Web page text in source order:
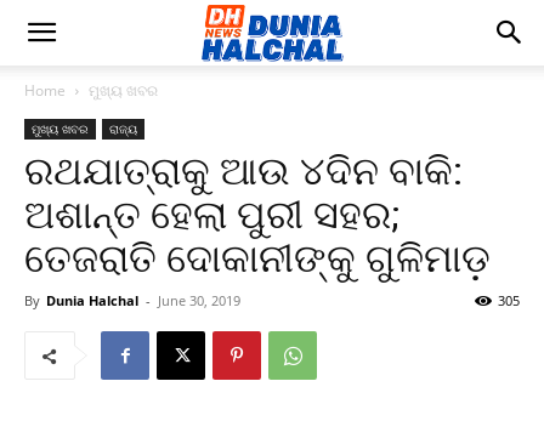
Home ମୁଖ୍ୟ ଖବର
ମୁଖ୍ୟ ଖବର ରାଜ୍ୟ
ରଥଯାତ୍ରାକୁ ଆଉ ୪ଦିନ ବାକି:
ଅଶାନ୍ତ ହେଲା ପୁରୀ ସହର;
ତେଜରାତି ଦୋକାନୀଙ୍କୁ ଗୁଳିମାଡ଼
By Dunia Halchal - June 30, 2019 305